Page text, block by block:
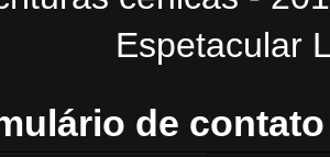
Espetacular
de contato